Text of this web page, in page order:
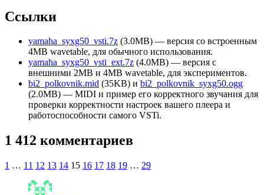
Ссылки
yamaha_syxg50_vsti.7z (3.0MB) — версия со встроенным
4MB wavetable, для обычного использования.
yamaha_syxg50_vsti_ext.7z (4.0MB) — версия с
внешними 2MB и 4MB wavetable, для экспериментов.
bi2_polkovnik.mid (35KB) и bi2_polkovnik_syxg50.ogg
(2.0MB) — MIDI и пример его корректного звучания для
проверки корректности настроек вашего плеера и
работоспособности самого VSTi.
1 412 комментариев
1 … 11 12 13 14 15 16 17 18 19 … 29